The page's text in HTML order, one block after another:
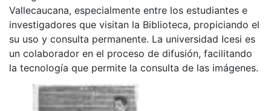
Vallecaucana, especialmente entre los estudiantes e
investigadores que visitan la Biblioteca, propiciando el
su uso y consulta permanente. La universidad Icesi es
un colaborador en el proceso de difusión, facilitando
la tecnología que permite la consulta de las imágenes.